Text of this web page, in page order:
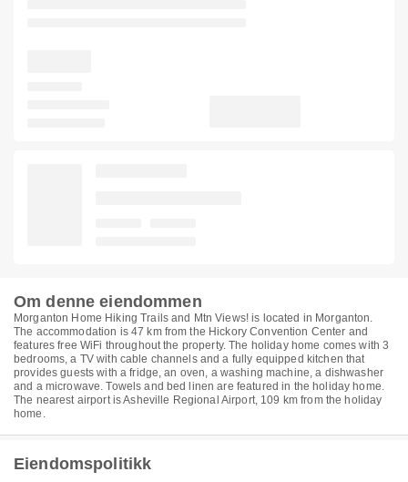
Om denne eiendommen
Morganton Home Hiking Trails and Mtn Views! is located in Morganton.
The accommodation is 47 km from the Hickory Convention Center and
features free WiFi throughout the property. The holiday home comes with 3
bedrooms, a TV with cable channels and a fully equipped kitchen that
provides guests with a fridge, an oven, a washing machine, a dishwasher
and a microwave. Towels and bed linen are featured in the holiday home.
The nearest airport is Asheville Regional Airport, 109 km from the holiday
home.
Eiendomspolitikk